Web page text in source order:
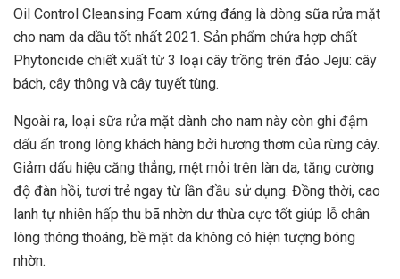
Oil Control Cleansing Foam xứng đáng là dòng sữa rửa mặt
cho nam da dầu tốt nhất 2021. Sản phẩm chứa hợp chất
Phytoncide chiết xuất từ 3 loại cây trồng trên đảo Jeju: cây
bách, cây thông và cây tuyết tùng.
Ngoài ra, loại sữa rửa mặt dành cho nam này còn ghi đậm
dấu ấn trong lòng khách hàng bởi hương thơm của rừng cây.
Giảm dấu hiệu căng thẳng, mệt mỏi trên làn da, tăng cường
độ đàn hồi, tươi trẻ ngay từ lần đầu sử dụng. Đồng thời, cao
lanh tự nhiên hấp thu bã nhờn dư thừa cực tốt giúp lỗ chân
lông thông thoáng, bề mặt da không có hiện tượng bóng
nhờn.